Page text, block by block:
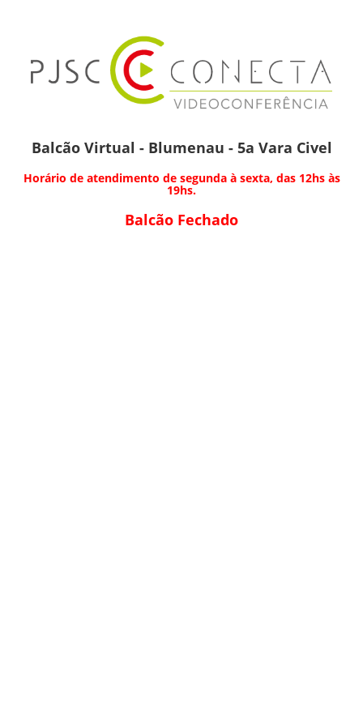
Balcão Virtual - Blumenau - 5a Vara Civel
Horário de atendimento de segunda à sexta, das 12hs às
19hs.
Balcão Fechado